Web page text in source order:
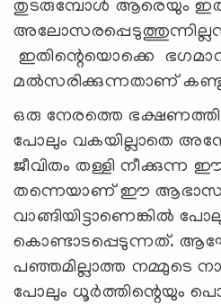
തുടരുമ്പോൾ ആരെയും ഇത്
ഇതിന്റെയൊക്കെ
മല്‍സരിക്കുന്നതാണ്
ഒരു നേരത്തെ
പോലും വകയില്ലാതെ
ജീവിതം തള്ളി
തന്നെയാണ് ഈ
വാങ്ങിയിട്ടാണെങ്കില്‍
കൊണ്ടാടപ്പെടുന്നത്.
പഞ്ഞമില്ലാത്ത നമ്മുടെ
പോലും ധൂർത്തിന്റെയും